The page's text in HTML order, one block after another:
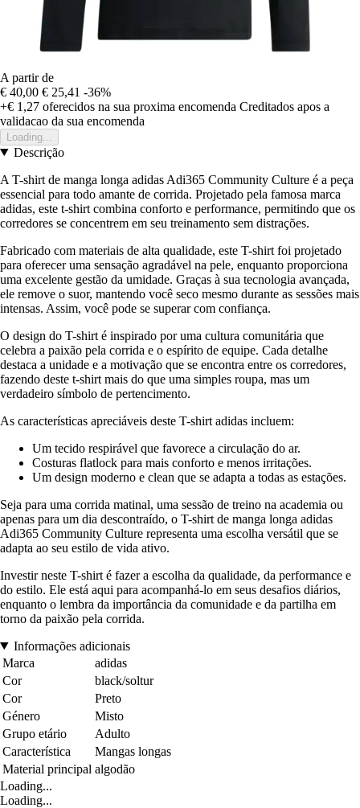
A partir de
€ 40,00 € 25,41 -36%
+€ 1,27 oferecidos na sua proxima encomenda Creditados apos a
validacao da sua encomenda
Loading...
Descrição
A T-shirt de manga longa adidas Adi365 Community Culture é a peça
essencial para todo amante de corrida. Projetado pela famosa marca
adidas, este t-shirt combina conforto e performance, permitindo que os
corredores se concentrem em seu treinamento sem distrações.
Fabricado com materiais de alta qualidade, este T-shirt foi projetado
para oferecer uma sensação agradável na pele, enquanto proporciona
uma excelente gestão da umidade. Graças à sua tecnologia avançada,
ele remove o suor, mantendo você seco mesmo durante as sessões mais
intensas. Assim, você pode se superar com confiança.
O design do T-shirt é inspirado por uma cultura comunitária que
celebra a paixão pela corrida e o espírito de equipe. Cada detalhe
destaca a unidade e a motivação que se encontra entre os corredores,
fazendo deste t-shirt mais do que uma simples roupa, mas um
verdadeiro símbolo de pertencimento.
As características apreciáveis deste T-shirt adidas incluem:
Um tecido respirável que favorece a circulação do ar.
Costuras flatlock para mais conforto e menos irritações.
Um design moderno e clean que se adapta a todas as estações.
Seja para uma corrida matinal, uma sessão de treino na academia ou
apenas para um dia descontraído, o T-shirt de manga longa adidas
Adi365 Community Culture representa uma escolha versátil que se
adapta ao seu estilo de vida ativo.
Investir neste T-shirt é fazer a escolha da qualidade, da performance e
do estilo. Ele está aqui para acompanhá-lo em seus desafios diários,
enquanto o lembra da importância da comunidade e da partilha em
torno da paixão pela corrida.
Informações adicionais
Marca
adidas
Cor
black/soltur
Cor
Preto
Género
Misto
Grupo etário
Adulto
Característica
Mangas longas
Material principal algodão
Loading...
Loading...